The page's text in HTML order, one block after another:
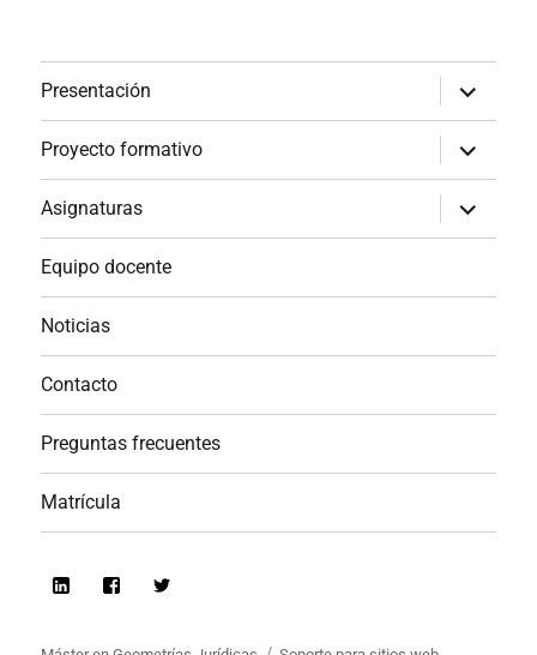
Presentación
expande
el
menú
inferior
Proyecto formativo
expande
el
menú
inferior
Asignaturas
expande
el
menú
Equipo docente
Noticias
Contacto
Preguntas frecuentes
Matrícula
LinkedinFacebook